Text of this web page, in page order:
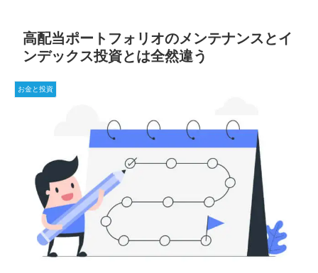
高配当ポートフォリオのメンテナンスとイ
ンデックス投資とは全然違う
お金と投資